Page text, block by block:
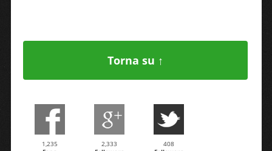
Torna su ↑
1,235
2,333
408